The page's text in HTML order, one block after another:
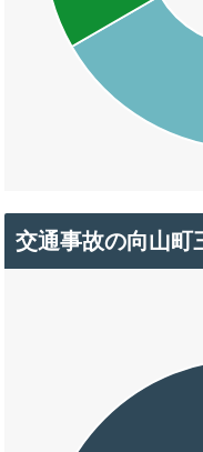
交通事故の向山町